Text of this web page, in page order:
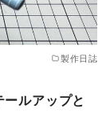
製作日誌
ルアップと